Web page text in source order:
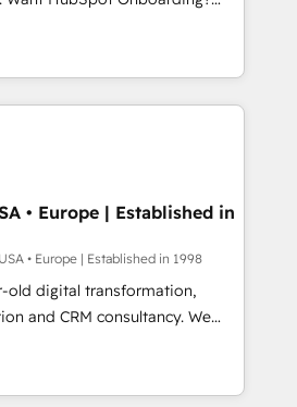
coverage
Perplexity, Gemini and
Impact Award - Platform
HubSpot Impact Award -
CRM & automate your business
reports & workflows,
migration: Salesforce,
& ERP systems inc. SAP and
• 150+ Clients for Sales Hub,
Hub, Data Hub and Website
ISO 9001:2015 and
• Exclusive AI
framework, based on ISO
get in touch (𝘸𝘦'𝘳𝘦 𝘴𝘶𝘱𝘦𝘳
• Europe | Established in
• Europe | Established in 1998
old digital transformation,
and CRM consultancy. We
enterprise clients to
from digital and fuel their